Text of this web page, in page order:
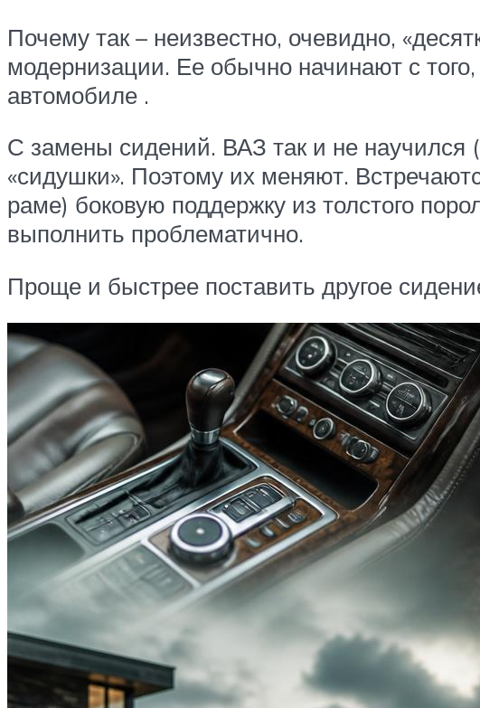
Почему так – неизвестно, очевидно,
модернизации. Ее обычно начинают с
автомобиле .
С замены сидений. ВАЗ так и не
«сидушки». Поэтому их меняют.
раме) боковую поддержку из толстого
выполнить проблематично.
Проще и быстрее поставить другое